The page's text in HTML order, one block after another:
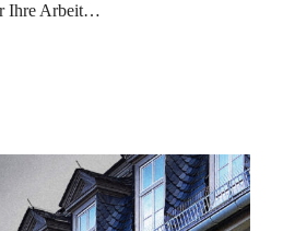
Ihre Arbeit…